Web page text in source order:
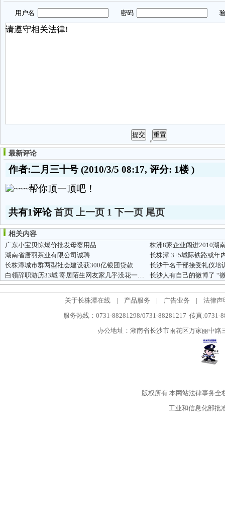
用户名 密码 验
最新评论
作者:二月三十号 (2010/3/5 08:17, 评分: 1楼)
~~~帮你顶一顶吧！
共有1评论首页 上一页 1 下一页 尾页
相关内容
广东小宝贝惊爆价批发母婴用品
株洲8家企业闯进2010湖
湖南省唐羽茶业有限公司诚聘
长株潭 3+5城际铁路或年
长株潭城市群两型社会建设获300亿银团贷款
长沙千名干部接受礼仪培
白领辞职游历33城 寄居陌生网友家几乎没花一分钱
关于长株潭在线 | 产品服务 | 广告业务 |
法律声
服务热线：0731-88281298/0731-88281217 传真:0731-
办公地址：湖南省长沙市雨花区万家丽中
版权所有本网站法律事务全
工业和信息化部批